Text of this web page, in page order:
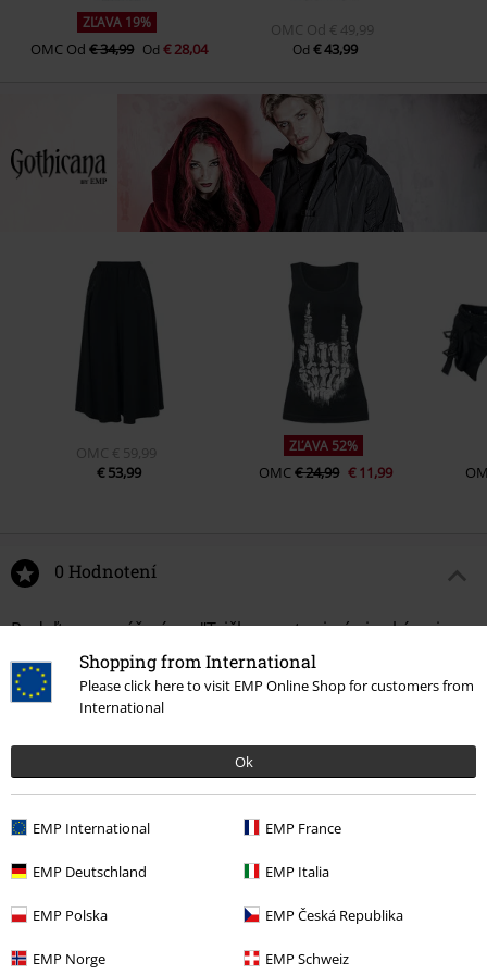
Shopping from International
Please click here to visit EMP Online Shop for customers from
International
Ok
EMP International EMP France
EMP Deutschland EMP Italia
EMP Polska EMP Česká Republika
EMP Norge EMP Schweiz
ZĽAVA 19%
OMC Od€ 34,99 Od€ 28,04
OMC Od € 49,99
Od€ 43,99
OMC € 59,99
€ 53,99
ZĽAVA 52%
OMC€ 24,99 € 11,99
0 Hodnotení
Podeľte sa o váš názor "Tričko s netopierími rukávmi a
čipkou na chrbte".
Napísať hodnotenie